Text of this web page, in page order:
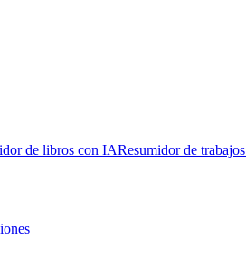
de libros con IAResumidor de